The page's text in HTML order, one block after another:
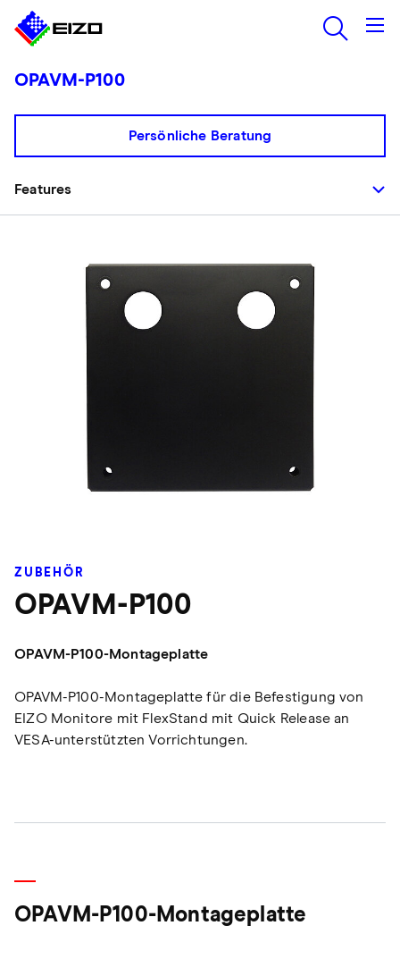
OPAVM-P100
Features
Persönliche Beratung
ZUBEHÖR
OPAVM-P100
OPAVM-P100-Montageplatte
OPAVM-P100-Montageplatte für die Befestigung von
EIZO Monitore mit FlexStand mit Quick Release an
VESA-unterstützten Vorrichtungen.
OPAVM-P100-Montageplatte